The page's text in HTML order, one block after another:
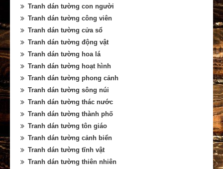
Tranh dán tường con người
Tranh dán tường công viên
Tranh dán tường cửa sổ
Tranh dán tường động vật
Tranh dán tường hoa lá
Tranh dán tường hoạt hình
Tranh dán tường phong cảnh
Tranh dán tường sông núi
Tranh dán tường thác nước
Tranh dán tường thành phố
Tranh dán tường tôn giáo
Tranh dán tường cảnh biển
Tranh dán tường tĩnh vật
Tranh dán tường thiên nhiên